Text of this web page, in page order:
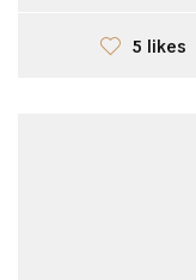
5 likes